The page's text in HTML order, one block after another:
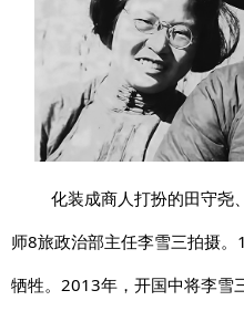
化装成商人打扮的田守尧
师8旅政治部主任李雪三拍摄
牺牲。2013年，开国中将李雪